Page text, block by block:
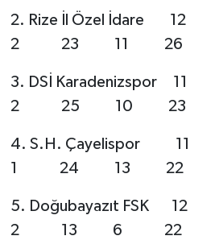
2. Rize İl Özel
2 23 11 26
3. DSİ
2 25 10 23
4. S.H.
1 24 13 22
5. Doğubayazıt
2 13 6 22